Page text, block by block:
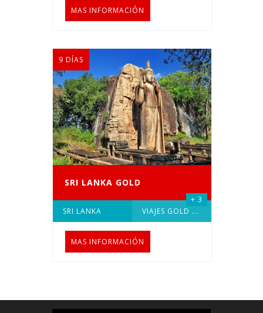
MAS INFORMACIÓN
9 DÍAS
SRI LANKA GOLD
SRI LANKA VIAJES GOLD ...
+ 3
MAS INFORMACIÓN